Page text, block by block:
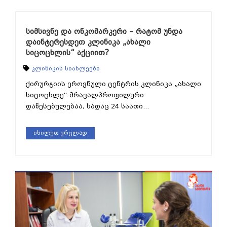
სიმსივნე და ონკომარკერი – რატომ უნდა
დაინტერესდეთ კლინიკა „ახალი
სიცოცხლის“ აქციით?
კლინიკის სიახლეები
ქირურგიის ეროვნული ცენტრის კლინიკა „ახალი
სიცოცხლე“ მრავალპროფილური
დაწესებულებაა, სადაც 24 საათი...
იხილეთ ვრცლად